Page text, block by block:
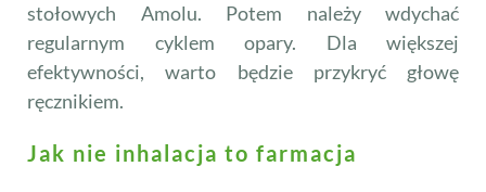
stołowych Amolu. Potem należy wdychać
regularnym cyklem opary. Dla większej
efektywności, warto będzie przykryć głowę
ręcznikiem.
Jak nie inhalacja to farmacja